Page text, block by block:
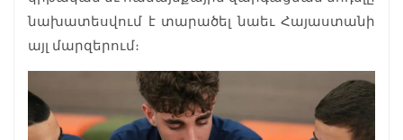
նախատեսվում է տարածել նաեւ Հայաստանի
այլ մարզերում։